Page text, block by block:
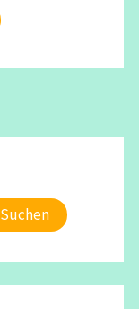
Suchen